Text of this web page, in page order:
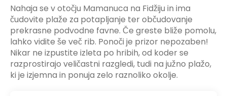
Nahaja se v otočju Mamanuca na Fidžiju in ima
čudovite plaže za potapljanje ter občudovanje
prekrasne podvodne favne. Če greste bliže pomolu,
lahko vidite še več rib. Ponoči je prizor nepozaben!
Nikar ne izpustite izleta po hribih, od koder se
razprostirajo veličastni razgledi, tudi na južno plažo,
ki je izjemna in ponuja zelo raznoliko okolje.